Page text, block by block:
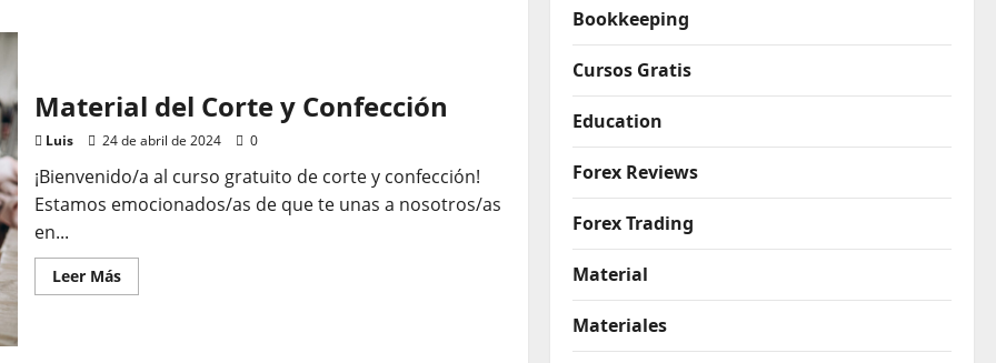
Material del Corte y Confección
Luis 24 de abril de 2024 0
¡Bienvenido/a al curso gratuito de corte y confección!
Estamos emocionados/as de que te unas a nosotros/as
en...
Leer MásLeer
más
Bookkeeping
Cursos Gratis
Education
Forex Reviews
Forex Trading
Material
Materiales